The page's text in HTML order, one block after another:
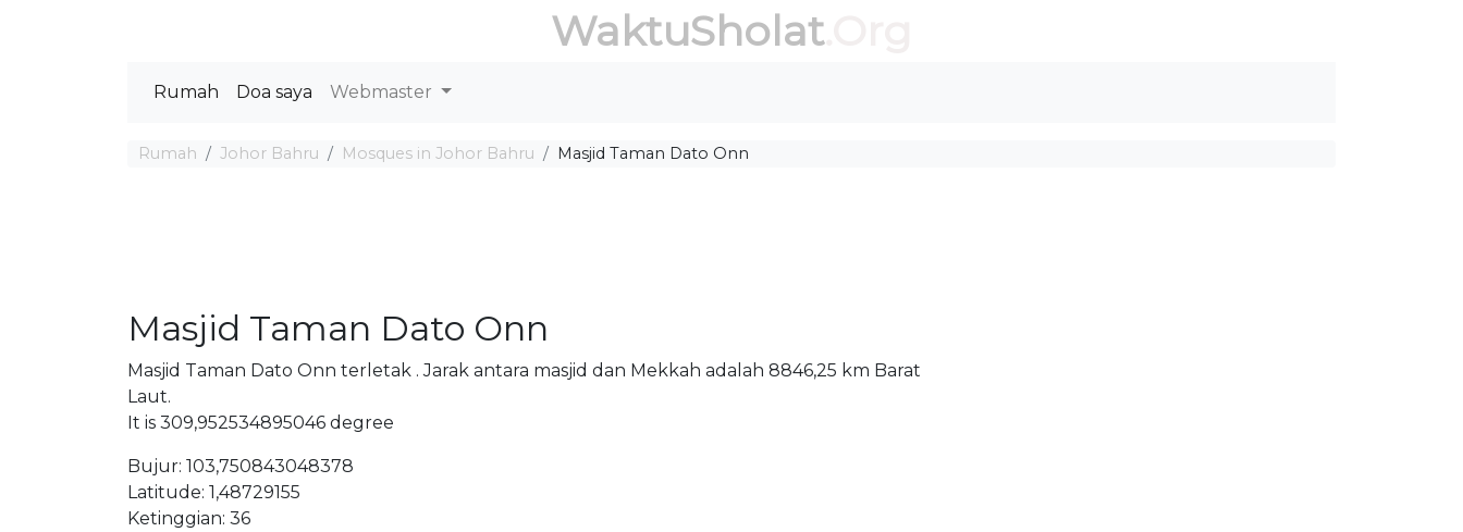
WaktuSholat.Org
Rumah Doa saya Webmaster
Rumah Johor Bahru Mosques in Johor Bahru Masjid Taman Dato Onn
Masjid Taman Dato Onn
Masjid Taman Dato Onn terletak . Jarak antara masjid dan Mekkah adalah 8846,25 km Barat
Laut.
It is 309,952534895046 degree
Bujur: 103,750843048378
Latitude: 1,48729155
Ketinggian: 36